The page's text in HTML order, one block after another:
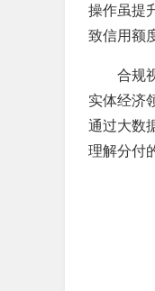
操作虽提
致信用额
合规
实体经济
通过大数
理解分付